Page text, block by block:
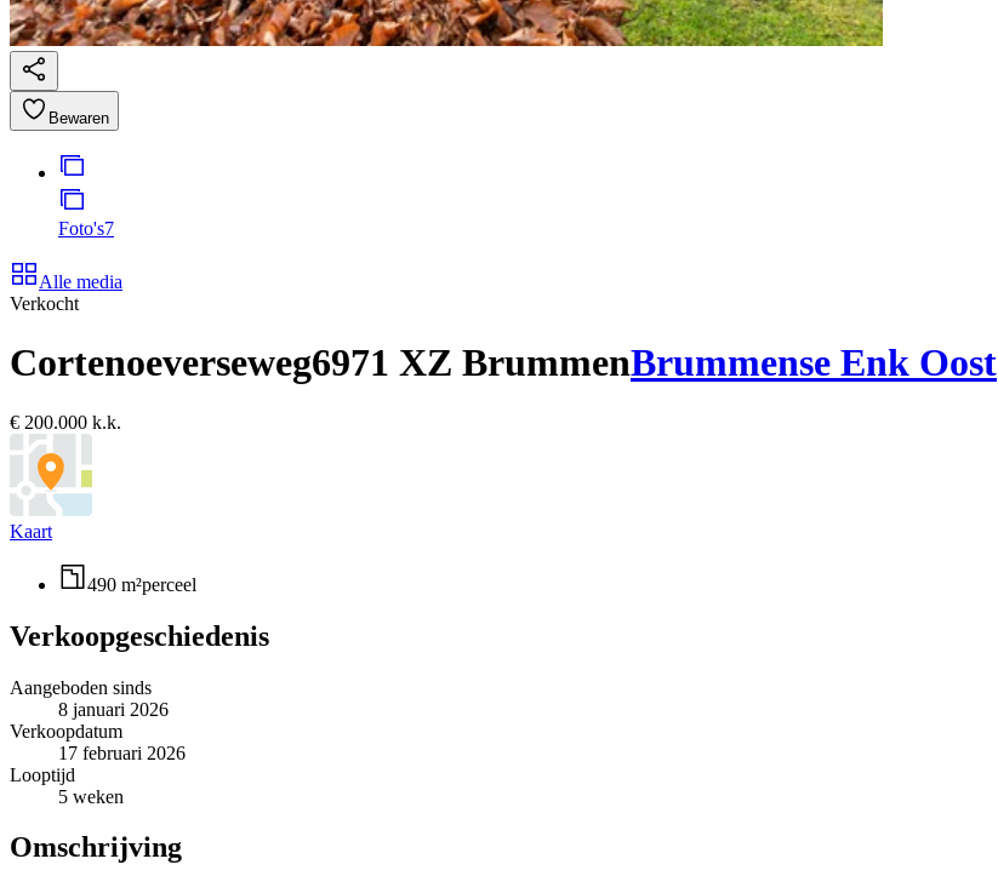
Bewaren
Foto's7
Alle media
Verkocht
Cortenoeverseweg6971 XZ BrummenBrummense Enk Oost
€ 200.000 k.k.
Kaart
490 m²perceel
Verkoopgeschiedenis
Aangeboden sinds
8 januari 2026
Verkoopdatum
17 februari 2026
Looptijd
5 weken
Omschrijving